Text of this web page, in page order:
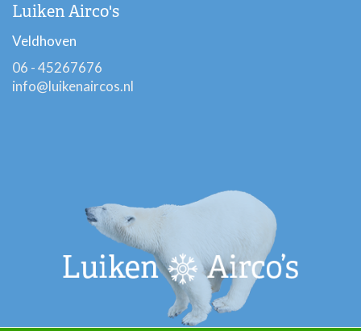
Luiken Airco's
Veldhoven
06 - 45267676
info@luikenaircos.nl